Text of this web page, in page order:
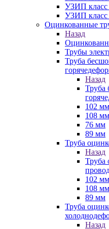
УЗИП
УЗИП
Оцинкованные
Назад
Трубы
Труба
Назад
Труба
102 мм
108 мм
76 мм
89 мм
Труба
Назад
Труба
102 мм
108 мм
89 мм
Труба
Назад